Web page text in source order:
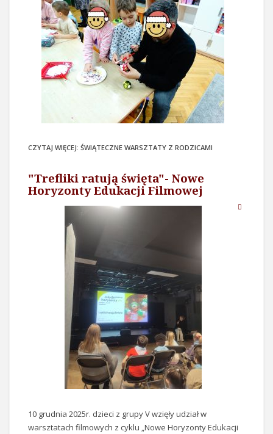
CZYTAJ WIĘCEJ: ŚWIĄTECZNE WARSZTATY Z RODZICAMI
"Trefliki ratują święta"- Nowe
Horyzonty Edukacji Filmowej
10 grudnia 2025r. dzieci z grupy V wzięły udział w
warsztatach filmowych z cyklu „Nowe Horyzonty Edukacji